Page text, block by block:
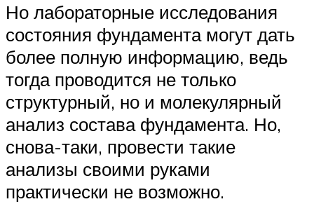
Но лабораторные исследования
состояния фундамента могут дать
более полную информацию, ведь
тогда проводится не только
структурный, но и молекулярный
анализ состава фундамента. Но,
снова-таки, провести такие
анализы своими руками
практически не возможно.